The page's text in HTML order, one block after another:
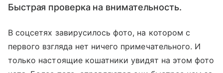
Быстрая проверка на внимательность.
В соцсетях завирусилось фото, на котором с
первого взгляда нет ничего примечательного. И
только настоящие кошатники увидят на этом фото